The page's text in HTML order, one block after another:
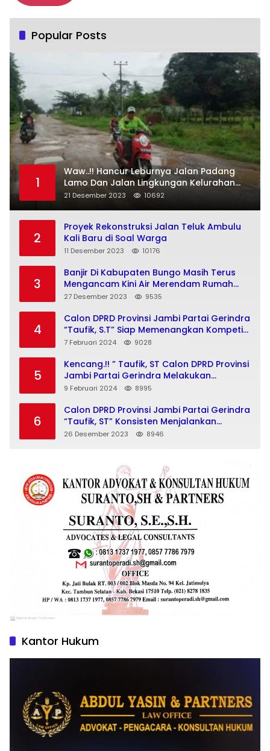
Popular Posts
1
Waw..!! Hancur Leburnya Jalan Padang
Lamo Dan Jalan Lingkungan Kelurahan
Pulau Temiang Kecamatan Tebo Ulu
21 Desember 2023 10692
2
Proyek Rekonstruksi Jalan Teluk Ambulu
Kali Baru di Soal Warga
11 Desember 2023 10176
3
Banjir Di Kabupaten Bungo Masih Terus
Mengancam Kini Air Merendam Rumah
Warga Dusun Pulau Jelmu Kecamatan
27 Desember 2023 9535
4
Calon DPRD Provinsi Jambi Partai Gerindra
“Taufik, S.T” Siap Memenangkan Kompetisi
Pemilu 2024
7 Februari 2024 9028
5
Kencang.!! ” Taufik, ST Calon DPRD Provinsi
Jambi Partai Gerindra Melakukan
Kegiatan Insan Milenial Dan Bajajo Politik
9 Februari 2024 8995
6
Calon DPRD Provinsi Jambi Partai Gerindra
“Taufik, ST” Konsisten Menjalankan
Program “Bajajo Politik” Menuju Pemilu
26 Desember 2023 8946
Kantor Hukum